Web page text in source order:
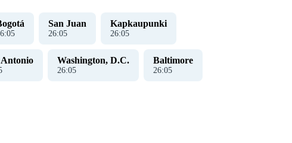
:05
San Juan
26:05
Kapkaupunki
26:05
Antonio Washington, D.C.
26:05
Baltimore
26:05